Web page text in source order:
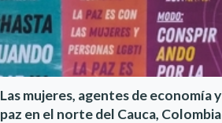
Las mujeres, agentes de economía y
paz en el norte del Cauca, Colombia